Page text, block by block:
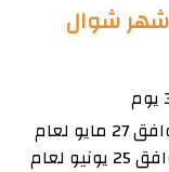
شهر شوال
يبدأ شهر شوّال 1340 يوم السبت الموافق 27 مايو لعام
1922 ميلادي ، وينتهي يوم الأحد الموافق 25 يونيو لعام